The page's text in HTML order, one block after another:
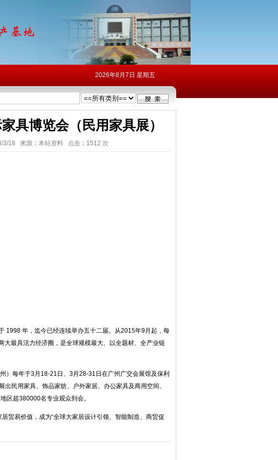
2026年8月7日 星期五
具博览会（民用家具展）
3/18 来源：本站资料 点击：1512 次
1998 年，迄今已经连续举办五十二届。从2015年9月起，每
最具活力经济圈，是全球规模最大、以全题材、全产业链
）每年于3月18-21日、3月28-31日在广州广交会展馆及保利
民用家具、饰品家纺、户外家居、办公家具及商用空间、
区超380000名专业观众到会。
贸易价值，成为“全球大家居设计引领、智能制造、商贸促